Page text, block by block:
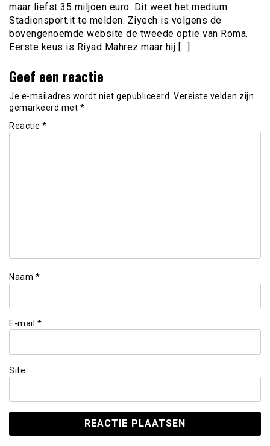
maar liefst 35 miljoen euro. Dit weet het medium
Stadionsport.it te melden. Ziyech is volgens de
bovengenoemde website de tweede optie van Roma.
Eerste keus is Riyad Mahrez maar hij […]
Geef een reactie
Je e-mailadres wordt niet gepubliceerd. Vereiste velden zijn
gemarkeerd met *
Reactie *
Naam *
E-mail *
Site